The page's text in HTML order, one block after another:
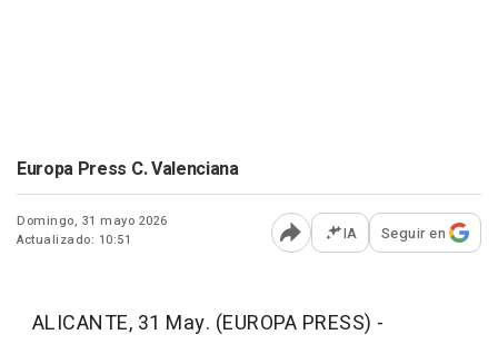
Europa Press C. Valenciana
Domingo, 31 mayo 2026
Actualizado: 10:51
Abrir opciones para
IA Seguir en
ALICANTE, 31 May. (EUROPA PRESS) -